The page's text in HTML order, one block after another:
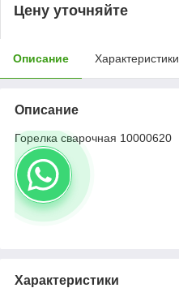
Цену уточняйте
Описание Характеристики
Описание
Горелка сварочная 10000620
Характеристики